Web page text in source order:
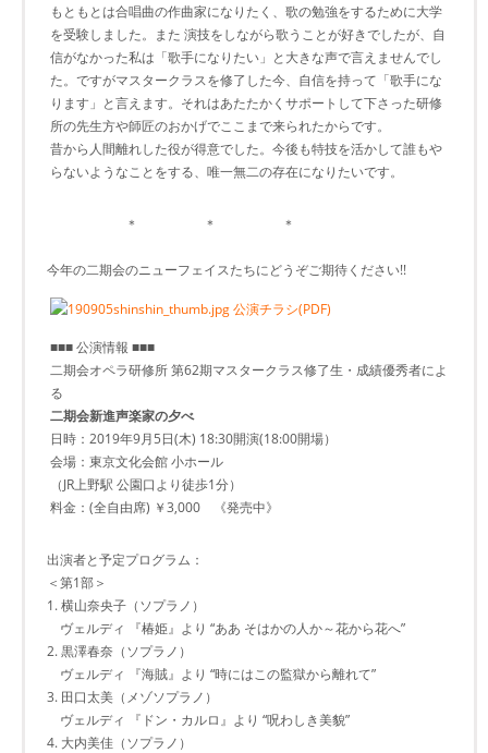
もともとは合唱曲の作曲家になりたく、歌の勉強をするために大学
を受験しました。また 演技をしながら歌うことが好きでしたが、自
信がなかった私は「歌手になりたい」と大きな声で言えませんでし
た。ですがマスタークラスを修了した今、自信を持って「歌手にな
ります」と言えます。それはあたたかくサポートして下さった研修
所の先生方や師匠のおかげでここまで来られたからです。
昔から人間離れした役が得意でした。今後も特技を活かして誰もや
らないようなことをする、唯一無二の存在になりたいです。
＊ ＊ ＊
今年の二期会のニューフェイスたちにどうぞご期待ください!!
公演チラシ(PDF)
■■■ 公演情報 ■■■
二期会オペラ研修所 第62期マスタークラス修了生・成績優秀者によ
る
二期会新進声楽家の夕べ
日時：2019年9月5日(木) 18:30開演(18:00開場）
会場：東京文化会館 小ホール
（JR上野駅 公園口より徒歩1分）
料金：(全自由席) ￥3,000 《発売中》
出演者と予定プログラム：
＜第1部＞
1. 横山奈央子（ソプラノ）
ヴェルディ 『椿姫』より “ああ そはかの人か～花から花へ”
2. 黒澤春奈（ソプラノ）
ヴェルディ 『海賊』より “時にはこの監獄から離れて”
3. 田口太美（メゾソプラノ）
ヴェルディ 『ドン・カルロ』より “呪わしき美貌”
4. 大内美佳（ソプラノ）